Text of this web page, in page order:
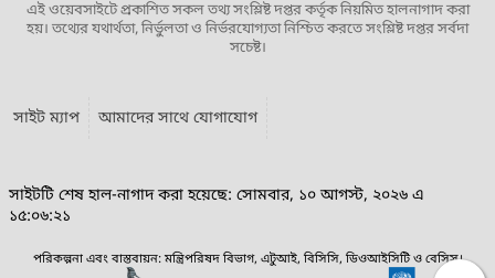
এই ওয়েবসাইটে প্রকাশিত সকল তথ্য সংশ্লিষ্ট দপ্তর কর্তৃক নিয়মিত হালনাগাদ করা
হয়। তথ্যের যথার্থতা, নির্ভুলতা ও নির্ভরযোগ্যতা নিশ্চিত করতে সংশ্লিষ্ট দপ্তর সর্বদা
সচেষ্ট।
সাইট ম্যাপ আমাদের সাথে যোগাযোগ
সাইটটি শেষ হাল-নাগাদ করা হয়েছে: সোমবার, ১০ আগস্ট, ২০২৬ এ
১৫:০৬:২১
পরিকল্পনা এবং বাস্তবায়ন: মন্ত্রিপরিষদ বিভাগ, এটুআই, বিসিসি, ডিওআইসিটি ও বেসিস।